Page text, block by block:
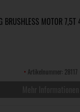
BRUSHLESS MOTOR
• Artikelnummer: 28117